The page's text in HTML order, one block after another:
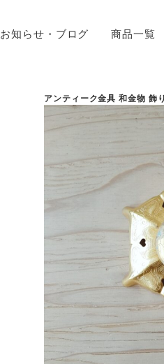
お知らせ・ブログ 商品一覧
アンティーク金具 和金物 飾